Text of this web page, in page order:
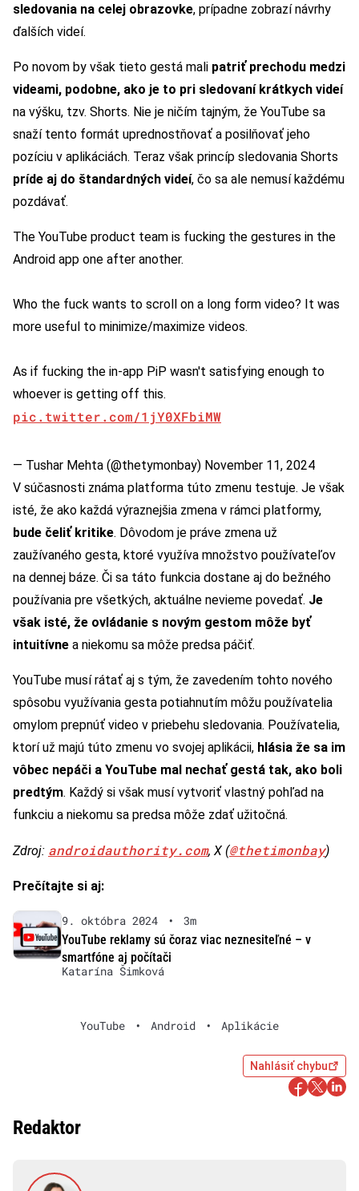
sledovania na celej obrazovke, prípadne zobrazí návrhy
ďalších videí.
Po novom by však tieto gestá mali patriť prechodu medzi
videami, podobne, ako je to pri sledovaní krátkych videí
na výšku, tzv. Shorts. Nie je ničím tajným, že YouTube sa
snaží tento formát uprednostňovať a posilňovať jeho
pozíciu v aplikáciách. Teraz však princíp sledovania Shorts
príde aj do štandardných videí, čo sa ale nemusí každému
pozdávať.
The YouTube product team is fucking the gestures in the
Android app one after another.
Who the fuck wants to scroll on a long form video? It was
more useful to minimize/maximize videos.
As if fucking the in-app PiP wasn't satisfying enough to
whoever is getting off this.
pic.twitter.com/1jY0XFbiMW
— Tushar Mehta (@thetymonbay) November 11, 2024
V súčasnosti známa platforma túto zmenu testuje. Je však
isté, že ako každá výraznejšia zmena v rámci platformy,
bude čeliť kritike. Dôvodom je práve zmena už
zaužívaného gesta, ktoré využíva množstvo používateľov
na dennej báze. Či sa táto funkcia dostane aj do bežného
používania pre všetkých, aktuálne nevieme povedať. Je
však isté, že ovládanie s novým gestom môže byť
intuitívne a niekomu sa môže predsa páčiť.
YouTube musí rátať aj s tým, že zavedením tohto nového
spôsobu využívania gesta potiahnutím môžu používatelia
omylom prepnúť video v priebehu sledovania. Používatelia,
ktorí už majú túto zmenu vo svojej aplikácii, hlásia že sa im
vôbec nepáči a YouTube mal nechať gestá tak, ako boli
predtým. Každý si však musí vytvoriť vlastný pohľad na
funkciu a niekomu sa predsa môže zdať užitočná.
Zdroj: androidauthority.com, X (@thetimonbay)
Prečítajte si aj:
9. októbra 2024 •
3m
YouTube reklamy sú čoraz viac neznesiteľné – v
smartfóne aj počítači
Katarína Šimková
YouTube • Android • Aplikácie
Nahlásiť chybu
Redaktor